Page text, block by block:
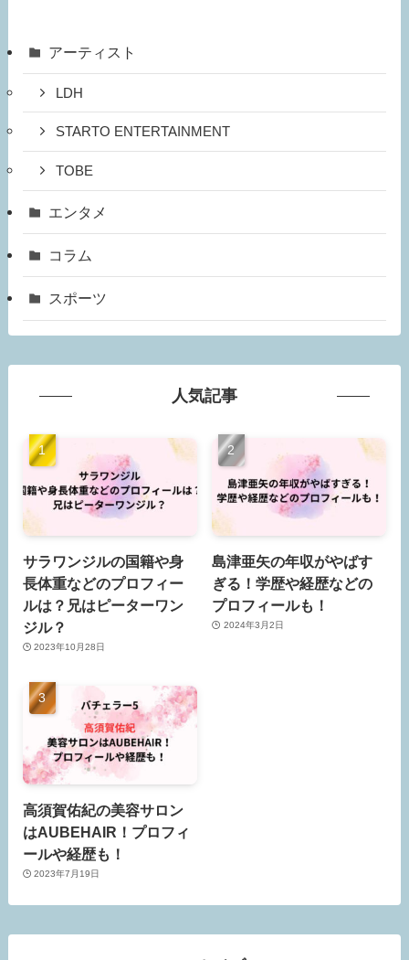
アーティスト
LDH
STARTO ENTERTAINMENT
TOBE
エンタメ
コラム
スポーツ
人気記事
サラワンジルの国籍や身
長体重などのプロフィー
ルは？兄はピーターワン
ジル？
2023年10月28日
島津亜矢の年収がやばす
ぎる！学歴や経歴などの
プロフィールも！
2024年3月2日
高須賀佑紀の美容サロン
はAUBEHAIR！プロフィ
ールや経歴も！
2023年7月19日